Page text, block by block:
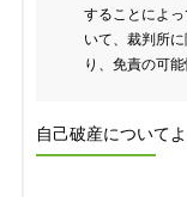
することによ
いて、裁判所
り、免責の可
自己破産について